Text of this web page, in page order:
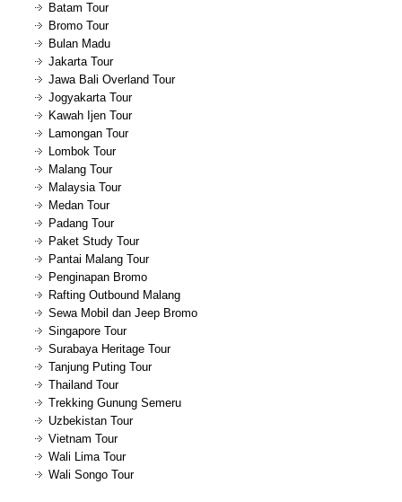
Batam Tour
Bromo Tour
Bulan Madu
Jakarta Tour
Jawa Bali Overland Tour
Jogyakarta Tour
Kawah Ijen Tour
Lamongan Tour
Lombok Tour
Malang Tour
Malaysia Tour
Medan Tour
Padang Tour
Paket Study Tour
Pantai Malang Tour
Penginapan Bromo
Rafting Outbound Malang
Sewa Mobil dan Jeep Bromo
Singapore Tour
Surabaya Heritage Tour
Tanjung Puting Tour
Thailand Tour
Trekking Gunung Semeru
Uzbekistan Tour
Vietnam Tour
Wali Lima Tour
Wali Songo Tour